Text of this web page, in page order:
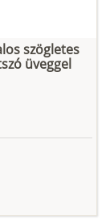
szögletes
üveggel